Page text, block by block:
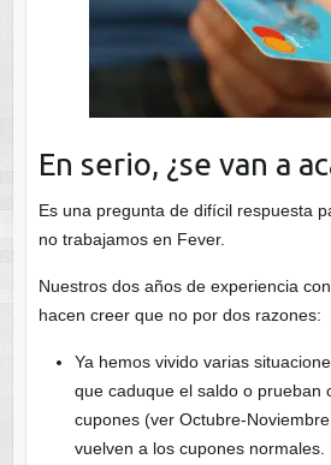
En serio, ¿se van a
Es una pregunta de difícil respuesta
no trabajamos en Fever.
Nuestros dos años de experiencia
hacen creer que no por dos razones:
Ya hemos vivido varias
que caduque el saldo o prueban
cupones (ver Octubre-
vuelven a los cupones normales.